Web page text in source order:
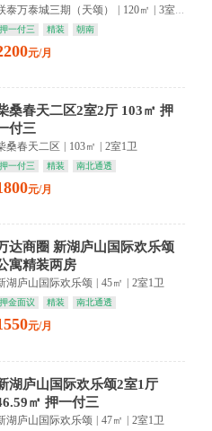
泰万泰城三期（天颂） | 120㎡ | 3室2卫
押一付三 精装 朝南
元/月
桑春天二区2室2厅 103㎡ 押
付三
桑春天二区 103㎡ 2室1卫
押一付三 精装 南北通透
元/月
达商圈 新湖庐山国际欢乐颂
寓精装两房
湖庐山国际欢乐颂 45㎡ 2室1卫
押金面议 精装 南北通透
元/月
湖庐山国际欢乐颂2室1厅
㎡ 押一付三
湖庐山国际欢乐颂 | 47㎡ | 2室1卫